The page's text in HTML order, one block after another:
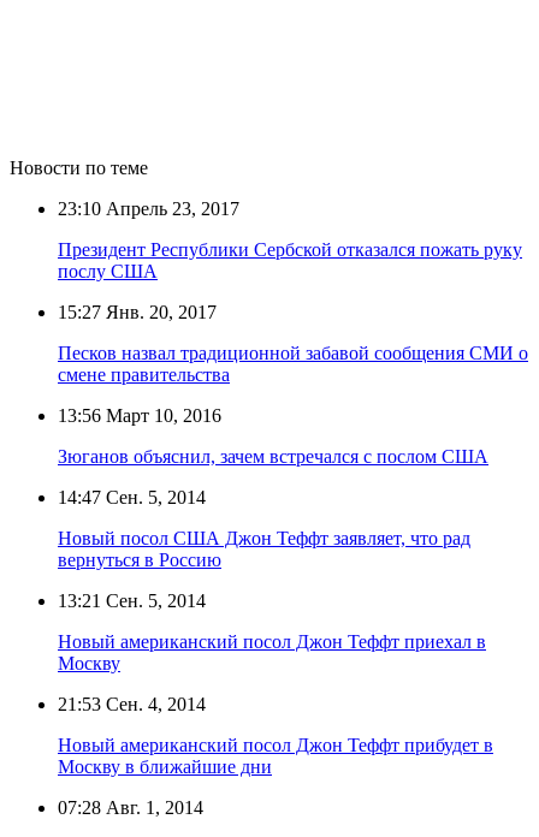
Новости по теме
23:10 Апрель 23, 2017
Президент Республики Сербской отказался пожать руку
послу США
15:27 Янв. 20, 2017
Песков назвал традиционной забавой сообщения СМИ о
смене правительства
13:56 Март 10, 2016
Зюганов объяснил, зачем встречался с послом США
14:47 Сен. 5, 2014
Новый посол США Джон Теффт заявляет, что рад
вернуться в Россию
13:21 Сен. 5, 2014
Новый американский посол Джон Теффт приехал в
Москву
21:53 Сен. 4, 2014
Новый американский посол Джон Теффт прибудет в
Москву в ближайшие дни
07:28 Авг. 1, 2014